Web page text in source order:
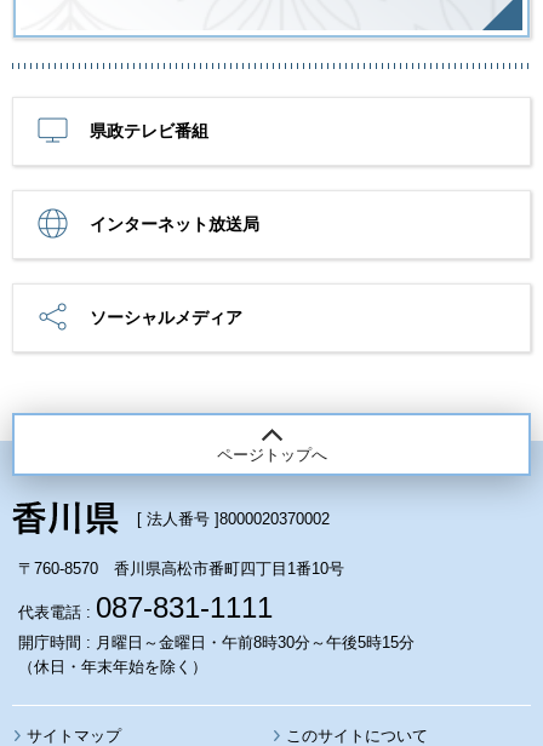
県政テレビ番組
インターネット放送局
ソーシャルメディア
ページトップへ
[ 法人番号 ]8000020370002
〒760-8570 香川県高松市番町四丁目1番10号
代表電話 : 087-831-1111
開庁時間 : 月曜日～金曜日・午前8時30分～午後5時15分
（休日・年末年始を除く）
サイトマップ このサイトについて